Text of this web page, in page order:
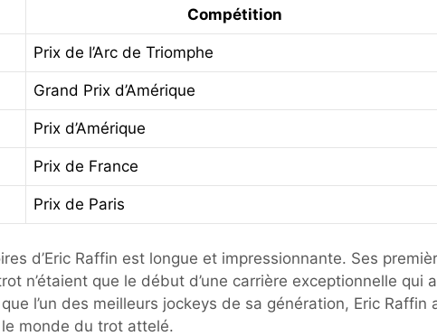
Compétition
Prix de l’Arc de Triomphe
Grand Prix d’Amérique
Prix d’Amérique
Prix de France
Prix de Paris
d’Eric Raffin est longue et impressionnante. Ses
n’étaient que le début d’une carrière exceptionnelle qui
l’un des meilleurs jockeys de sa génération, Eric Raffin
monde du trot attelé.